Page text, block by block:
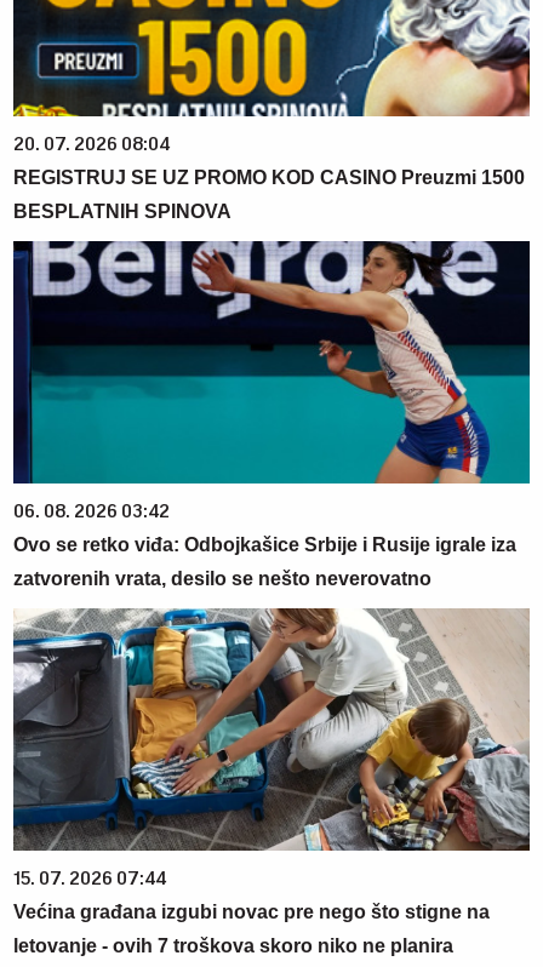
20. 07. 2026 08:04
REGISTRUJ SE UZ PROMO KOD CASINO Preuzmi 1500
BESPLATNIH SPINOVA
06. 08. 2026 03:42
Ovo se retko viđa: Odbojkašice Srbije i Rusije igrale iza
zatvorenih vrata, desilo se nešto neverovatno
15. 07. 2026 07:44
Većina građana izgubi novac pre nego što stigne na
letovanje - ovih 7 troškova skoro niko ne planira